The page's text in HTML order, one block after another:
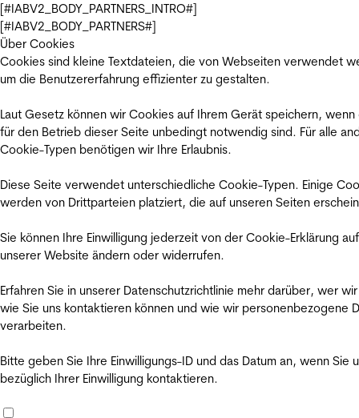
[#IABV2_BODY_PARTNERS_INTRO#]
[#IABV2_BODY_PARTNERS#]
Über Cookies
Cookies sind kleine Textdateien, die von Webseiten verwendet
um die Benutzererfahrung effizienter zu gestalten.
Laut Gesetz können wir Cookies auf Ihrem Gerät speichern, wenn
für den Betrieb dieser Seite unbedingt notwendig sind. Für alle
Cookie-Typen benötigen wir Ihre Erlaubnis.
Diese Seite verwendet unterschiedliche Cookie-Typen. Einige
werden von Drittparteien platziert, die auf unseren Seiten
Sie können Ihre Einwilligung jederzeit von der Cookie-Erklärung auf
unserer Website ändern oder widerrufen.
Erfahren Sie in unserer Datenschutzrichtlinie mehr darüber, wer
wie Sie uns kontaktieren können und wie wir personenbezogene
verarbeiten.
Bitte geben Sie Ihre Einwilligungs-ID und das Datum an, wenn Sie
bezüglich Ihrer Einwilligung kontaktieren.